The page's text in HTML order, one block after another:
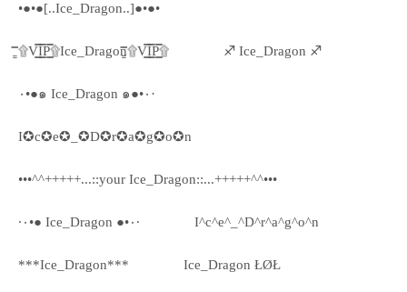
•●•●[..Ice_Dragon..]●•●•
۩͇̿V͇̿I͇̿P͇̿۩Ice_Dragon۩͇̿V͇̿I͇̿P͇̿۩ ♐ Ice_Dragon ♐
٠•●๑ Ice_Dragon ๑●•٠·
I✪c✪e✪_✪D✪r✪a✪g✪o✪n
•••^^+++++...::your Ice_Dragon::...+++++^^•••
·٠•● Ice_Dragon ●•٠· I^c^e^_^D^r^a^g^o^n
***Ice_Dragon*** Ice_Dragon ŁØŁ